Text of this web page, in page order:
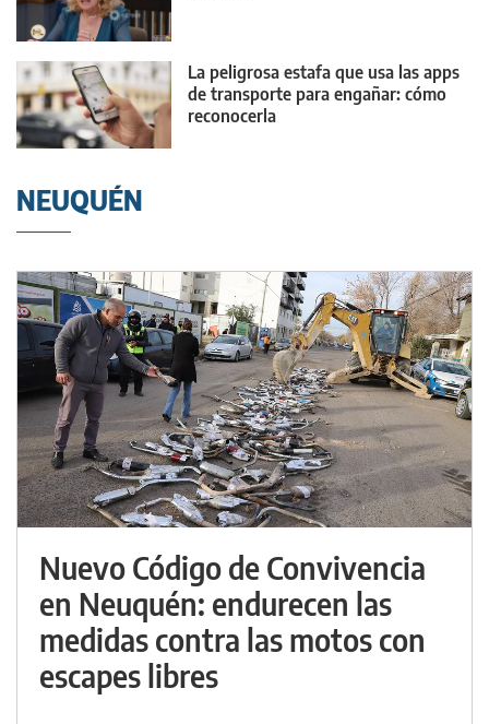
La peligrosa estafa que usa las apps
de transporte para engañar: cómo
reconocerla
NEUQUÉN
Nuevo Código de Convivencia
en Neuquén: endurecen las
medidas contra las motos con
escapes libres